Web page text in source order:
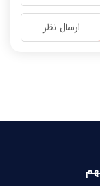
ارسال نظر